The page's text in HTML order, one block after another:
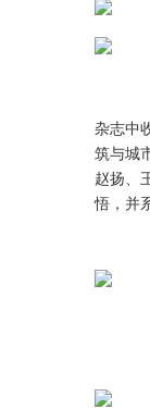
杂志中
筑与城
赵扬、
悟，并